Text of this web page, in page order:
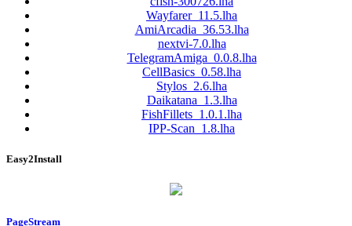
Wayfarer_11.5.lha
AmiArcadia_36.53.lha
nextvi-7.0.lha
TelegramAmiga_0.0.8.lha
CellBasics_0.58.lha
Stylos_2.6.lha
Daikatana_1.3.lha
FishFillets_1.0.1.lha
IPP-Scan_1.8.lha
Easy2Install
PageStream